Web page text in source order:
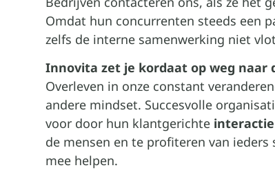
Omdat hun concurrenten steeds een
zelfs de interne samenwerking niet
Innovita zet je kordaat op weg naar
Overleven in onze constant
andere mindset. Succesvolle
voor door hun klantgerichte
de mensen en te profiteren van
mee helpen.